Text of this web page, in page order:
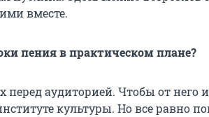
вместе.
пения в практическом плане?
перед аудиторией. Чтобы от него
культуры. Но все равно